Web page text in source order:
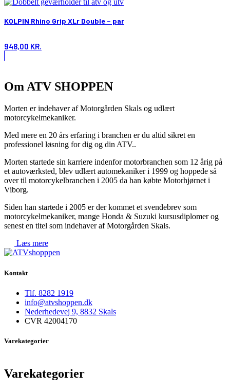
KOLPIN Rhino Grip XLr Double – par
948,00 KR.
Om ATV SHOPPEN
Morten er indehaver af Motorgården Skals og udlært
motorcykelmekaniker.
Med mere en 20 års erfaring i branchen er du altid sikret en
professionel løsning for dig og din ATV..
Morten startede sin karriere indenfor motorbranchen som 12 årig på
et autoværksted, blev udlært automekaniker i 1999 og hoppede så
over til motorcykelbranchen i 2005 da han købte Motorhjørnet i
Viborg.
Siden han startede i 2005 er der kommet et svendebrev som
motorcykelmekaniker, mange Honda & Suzuki kursusdiplomer og
senest en titel som indehaver af Motorgården Skals.
Læs mere
Kontakt
Tlf. 8282 1919
info@atvshoppen.dk
Nederhedevej 9, 8832 Skals
CVR 42004170
Varekategorier
Varekategorier